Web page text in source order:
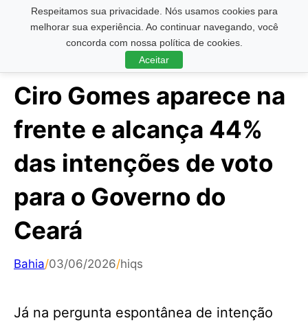
Respeitamos sua privacidade. Nós usamos cookies para
melhorar sua experiência. Ao continuar navegando, você
concorda com nossa política de cookies.
Aceitar
Pesquisar ...
Ciro Gomes aparece na
frente e alcança 44%
das intenções de voto
para o Governo do
Ceará
Bahia/03/06/2026/hiqs
Já na pergunta espontânea de intenção